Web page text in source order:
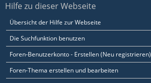
Hilfe zu dieser Webseite
Übersicht der Hilfe zur Webseite
Die Suchfunktion benutzen
Foren-Benutzerkonto - Erstellen (Neu registrieren)
Foren-Thema erstellen und bearbeiten